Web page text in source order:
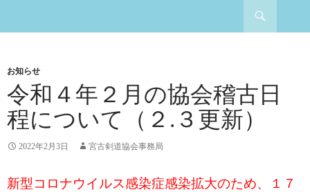
お知らせ
令和４年２月の協会稽古日
程について（２.３更新）
2022年2月3日 宮古剣道協会事務局
新型コロナウイルス感染症感染拡大のため、１７